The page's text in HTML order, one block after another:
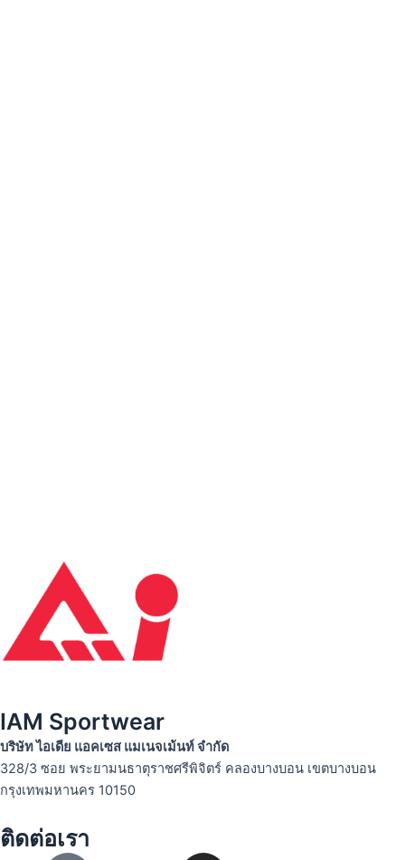
IAM Sportwear
บริษัท ไอเดีย แอคเซส แมเนจเม้นท์ จำกัด
328/3 ซอย พระยามนธาตุราชศรีพิจิตร์ คลองบางบอน เขตบางบอน
กรุงเทพมหานคร 10150
ติดต่อเรา